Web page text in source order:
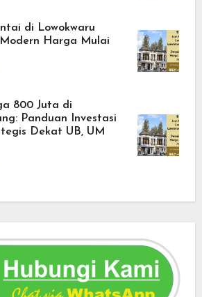
di Lowokwaru
Harga Mulai
800 Juta di
Panduan Investasi
Dekat UB, UM